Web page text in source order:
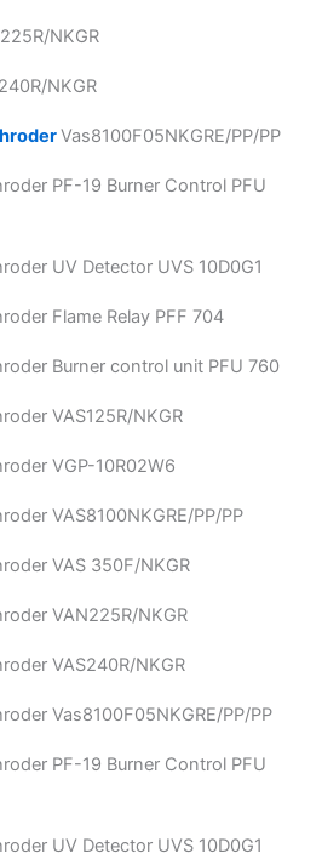
NKGR
NKGR
Vas8100F05NKGRE/PP/PP
PF-19 Burner Control PFU
UV Detector UVS 10D0G1
Flame Relay PFF 704
Burner control unit PFU 760
VAS125R/NKGR
VGP-10R02W6
VAS8100NKGRE/PP/PP
VAS 350F/NKGR
VAN225R/NKGR
VAS240R/NKGR
Vas8100F05NKGRE/PP/PP
PF-19 Burner Control PFU
UV Detector UVS 10D0G1